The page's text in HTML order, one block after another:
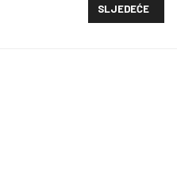
PRIVREMENA LISTASLJEDEĆI
SLJEDEĆE